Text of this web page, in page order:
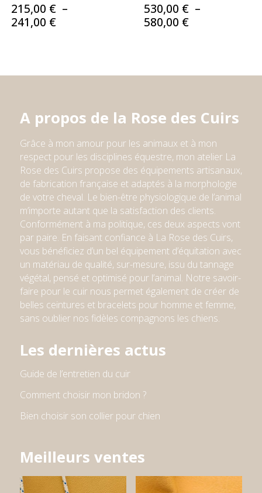
215,00 € –
241,00 €Plage
à
530,00 € –
580,00 €Plage
à
A propos de la Rose des Cuirs
Grâce à mon amour pour les animaux et à mon
respect pour les disciplines équestre, mon atelier La
Rose des Cuirs propose des équipements artisanaux,
de fabrication française et adaptés à la morphologie
de votre cheval. Le bien-être physiologique de l’animal
m’importe autant que la satisfaction des clients.
Conformément à ma politique, ces deux aspects vont
par paire. En faisant confiance à La Rose des Cuirs,
vous bénéficiez d’un bel équipement d’équitation avec
un matériau de qualité, sur-mesure, issu du tannage
végétal, pensé et optimisé pour l’animal. Notre savoir-
faire pour le cuir nous permet également de créer de
belles ceintures et bracelets pour homme et femme,
sans oublier nos fidèles compagnons les chiens.
Les dernières actus
Guide de l’entretien du cuir
Comment choisir mon bridon ?
Bien choisir son collier pour chien
Meilleurs ventes